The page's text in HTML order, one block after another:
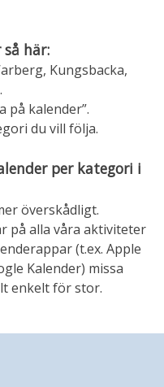
här:
Kungsbacka,
på kalender”.
du vill följa.
per kategori i
överskådligt.
på alla våra aktiviteter
(t.ex. Apple
Kalender) missa
enkelt för stor.